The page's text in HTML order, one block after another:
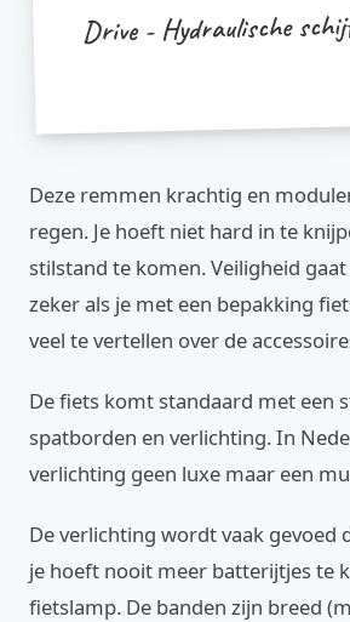
Drive - Hydraulische
Deze remmen krachtig en
regen. Je hoeft niet hard in te
stilstand te komen. Veiligheid gaat
zeker als je met een bepakking
veel te vertellen over de
De fiets komt standaard met een
spatborden en verlichting. In
verlichting geen luxe maar een
De verlichting wordt vaak gevoed
je hoeft nooit meer batterijtjes te
fietslamp. De banden zijn breed